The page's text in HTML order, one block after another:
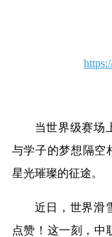
当世界级赛场
与学子的梦想隔
星光璀璨的征途。
近日，世界滑
点赞！这一刻，中